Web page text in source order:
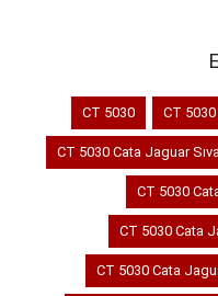
CT 5030 CT 5030
CT 5030 Cata Jaguar Sıva
CT 5030
CT 5030 Cata
CT 5030 Cata